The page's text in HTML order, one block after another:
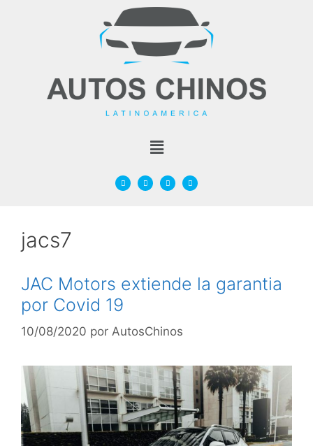
jacs7
JAC Motors extiende la garantia
por Covid 19
10/08/2020 por AutosChinos